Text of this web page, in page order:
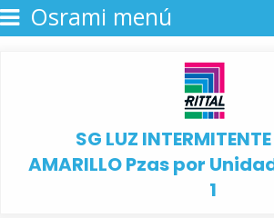
Osrami menú
SG LUZ
AMARILLO Pzas por
1